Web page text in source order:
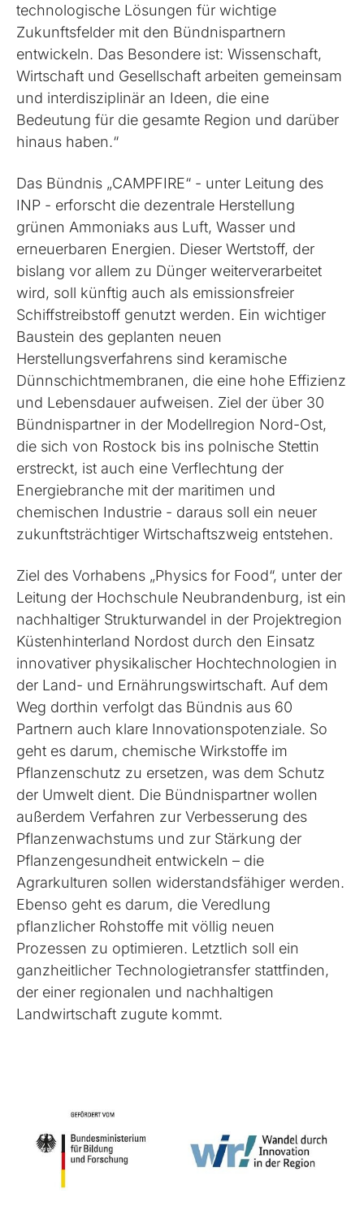
technologische Lösungen für wichtige
Zukunftsfelder mit den Bündnispartnern
entwickeln. Das Besondere ist: Wissenschaft,
Wirtschaft und Gesellschaft arbeiten gemeinsam
und interdisziplinär an Ideen, die eine
Bedeutung für die gesamte Region und darüber
hinaus haben.“
Das Bündnis „CAMPFIRE“ - unter Leitung des
INP - erforscht die dezentrale Herstellung
grünen Ammoniaks aus Luft, Wasser und
erneuerbaren Energien. Dieser Wertstoff, der
bislang vor allem zu Dünger weiterverarbeitet
wird, soll künftig auch als emissionsfreier
Schiffstreibstoff genutzt werden. Ein wichtiger
Baustein des geplanten neuen
Herstellungsverfahrens sind keramische
Dünnschichtmembranen, die eine hohe Effizienz
und Lebensdauer aufweisen. Ziel der über 30
Bündnispartner in der Modellregion Nord-Ost,
die sich von Rostock bis ins polnische Stettin
erstreckt, ist auch eine Verflechtung der
Energiebranche mit der maritimen und
chemischen Industrie - daraus soll ein neuer
zukunftsträchtiger Wirtschaftszweig entstehen.
Ziel des Vorhabens „Physics for Food“, unter der
Leitung der Hochschule Neubrandenburg, ist ein
nachhaltiger Strukturwandel in der Projektregion
Küstenhinterland Nordost durch den Einsatz
innovativer physikalischer Hochtechnologien in
der Land- und Ernährungswirtschaft. Auf dem
Weg dorthin verfolgt das Bündnis aus 60
Partnern auch klare Innovationspotenziale. So
geht es darum, chemische Wirkstoffe im
Pflanzenschutz zu ersetzen, was dem Schutz
der Umwelt dient. Die Bündnispartner wollen
außerdem Verfahren zur Verbesserung des
Pflanzenwachstums und zur Stärkung der
Pflanzengesundheit entwickeln – die
Agrarkulturen sollen widerstandsfähiger werden.
Ebenso geht es darum, die Veredlung
pflanzlicher Rohstoffe mit völlig neuen
Prozessen zu optimieren. Letztlich soll ein
ganzheitlicher Technologietransfer stattfinden,
der einer regionalen und nachhaltigen
Landwirtschaft zugute kommt.